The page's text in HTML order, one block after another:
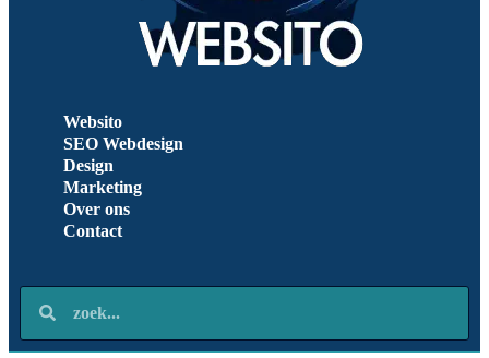
Websito
SEO Webdesign
Design
Marketing
Over ons
Contact